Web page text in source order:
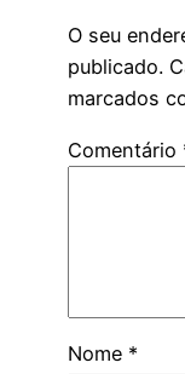
O seu
publicado.
marcados
Comentário
Nome *